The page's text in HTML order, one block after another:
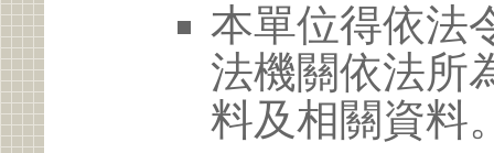
本單位得依法
法機關依法所
料及相關資料